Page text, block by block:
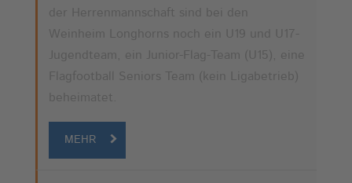
der Herrenmannschaft sind bei den
Weinheim Longhorns noch ein U19 und U17-
Jugendteam, ein Junior-Flag-Team (U15), eine
Flagfootball Seniors Team (kein Ligabetrieb)
beheimatet.
MEHR